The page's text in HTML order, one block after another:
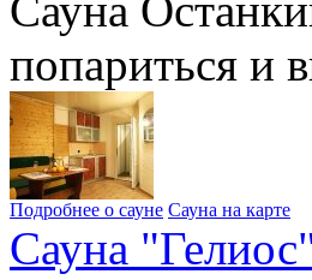
попариться и
Подробнее о сауне Сауна на карте
Сауна